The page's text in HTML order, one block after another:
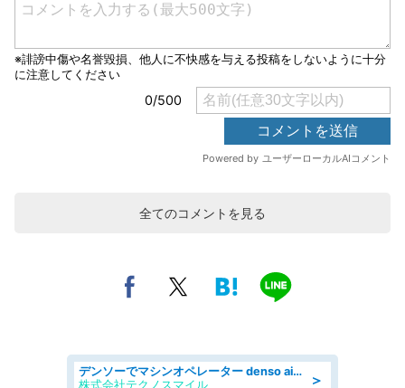
全てのコメントを見る
＞
デンソーでマシンオペレーター denso aichi
株式会社テクノスマイル